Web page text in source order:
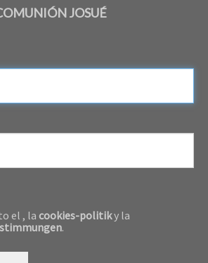
JOSUÉ
el , la cookies-politiky la
.